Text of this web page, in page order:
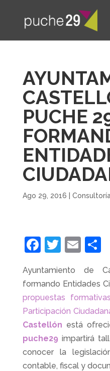
PUCHE
Ago 29, 2016
F
c
e
b
o
o
k
T
itt
er
E
ai
l
C
Ayuntamiento de
formando Entidades
propuestas
Participación
Castellón está
puche29 impartirá
conocer la
contable, fiscal y